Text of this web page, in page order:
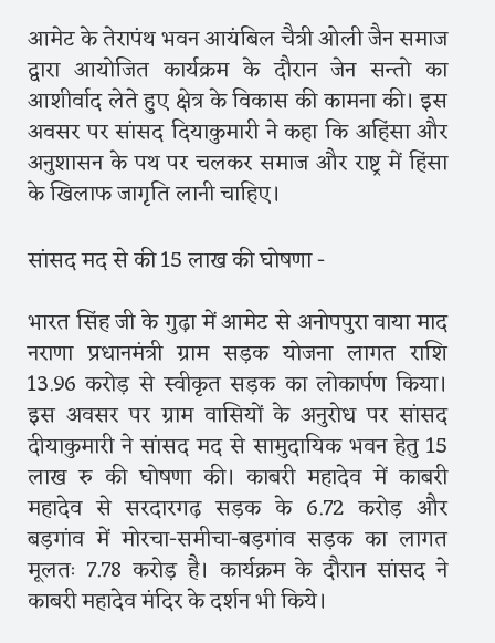
आमेट के तेरापंथ भवन आयंबिल चैत्री ओली जैन समाज
द्वारा आयोजित कार्यक्रम के दौरान जेन सन्तो का
आशीर्वाद लेते हुए क्षेत्र के विकास की कामना की। इस
अवसर पर सांसद दियाकुमारी ने कहा कि अहिंसा और
अनुशासन के पथ पर चलकर समाज और राष्ट्र में हिंसा
के खिलाफ जागृति लानी चाहिए।
सांसद मद से की 15 लाख की घोषणा -
भारत सिंह जी के गुढ़ा में आमेट से अनोपपुरा वाया माद
नराणा प्रधानमंत्री ग्राम सड़क योजना लागत राशि
13.96 करोड़ से स्वीकृत सड़क का लोकार्पण किया।
इस अवसर पर ग्राम वासियों के अनुरोध पर सांसद
दीयाकुमारी ने सांसद मद से सामुदायिक भवन हेतु 15
लाख रु की घोषणा की। काबरी महादेव में काबरी
महादेव से सरदारगढ़ सड़क के 6.72 करोड़ और
बड़गांव में मोरचा-समीचा-बड़गांव सड़क का लागत
मूलतः 7.78 करोड़ है। कार्यक्रम के दौरान सांसद ने
काबरी महादेव मंदिर के दर्शन भी किये।